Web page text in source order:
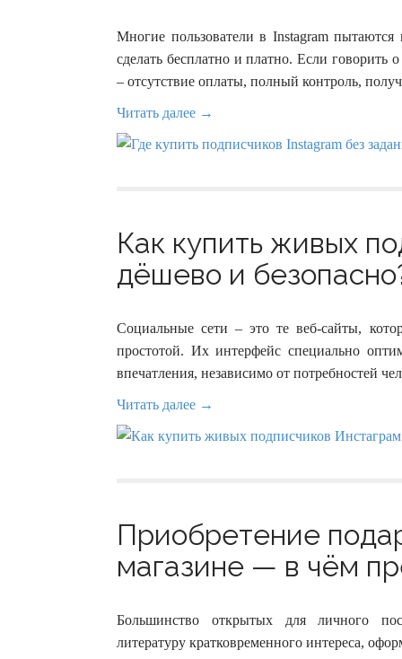
Многие пользователи в Instagram
сделать бесплатно и платно. Если говорить
– отсутствие оплаты, полный контроль,
Читать далее →
Как купить живых
дёшево и
Социальные сети – это те веб-сайты,
простотой. Их интерфейс специально
впечатления, независимо от потребностей
Читать далее →
Приобретение
магазине — в чём
Большинство открытых для личного
литературу кратковременного интереса,